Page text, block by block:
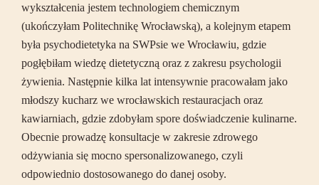
wykształcenia jestem technologiem chemicznym
(ukończyłam Politechnikę Wrocławską), a kolejnym etapem
była psychodietetyka na SWPsie we Wrocławiu, gdzie
pogłębiłam wiedzę dietetyczną oraz z zakresu psychologii
żywienia. Następnie kilka lat intensywnie pracowałam jako
młodszy kucharz we wrocławskich restauracjach oraz
kawiarniach, gdzie zdobyłam spore doświadczenie kulinarne.
Obecnie prowadzę konsultacje w zakresie zdrowego
odżywiania się mocno spersonalizowanego, czyli
odpowiednio dostosowanego do danej osoby.